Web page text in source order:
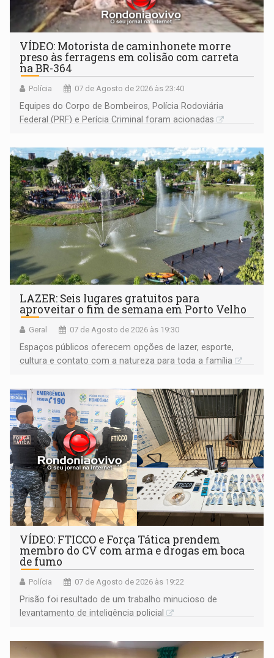
VÍDEO: Motorista de caminhonete morre
preso às ferragens em colisão com carreta
na BR-364
Polícia 07 de Agosto de 2026 às 23:40
Equipes do Corpo de Bombeiros, Polícia Rodoviária
Federal (PRF) e Perícia Criminal foram acionadas
LAZER: Seis lugares gratuitos para
aproveitar o fim de semana em Porto Velho
Geral 07 de Agosto de 2026 às 19:30
Espaços públicos oferecem opções de lazer, esporte,
cultura e contato com a natureza para toda a família
VÍDEO: FTICCO e Força Tática prendem
membro do CV com arma e drogas em boca
de fumo
Polícia 07 de Agosto de 2026 às 19:22
Prisão foi resultado de um trabalho minucioso de
levantamento de inteligência policial